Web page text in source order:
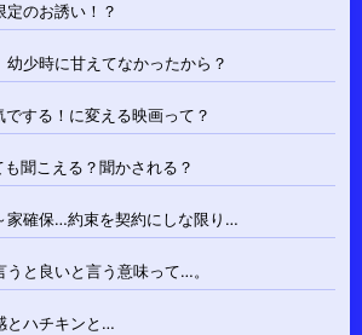
のお誘い！？
少時に甘えてなかったから？
する！に変える映画って？
聞こえる？聞かされる？
家確保…約束を契約にしな限り…
と良いと言う意味って…。
とハチキンと…